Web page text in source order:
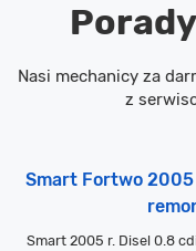
Nasi mechanicy za
z
Smart Fortwo
Smart 2005 r. Disel 0.8